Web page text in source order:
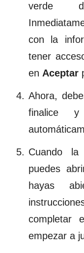
verde
con la
tener
en Aceptar
Ahora,
finalice
Cuando la
puedes
hayas
completar
empezar a